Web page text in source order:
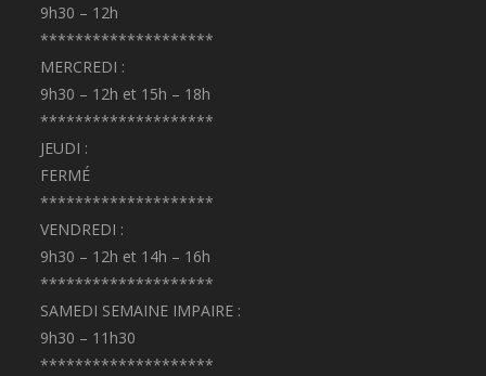
9h30 – 12h
********************
MERCREDI :
9h30 – 12h et 15h – 18h
********************
JEUDI :
FERMÉ
********************
VENDREDI :
9h30 – 12h et 14h – 16h
********************
SAMEDI SEMAINE IMPAIRE :
9h30 – 11h30
********************